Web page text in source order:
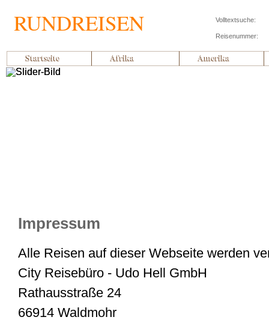
RUNDREISEN Volltextsuche:
Reisenummer:
Startseite Afrika Amerika
Impressum
Alle Reisen auf dieser Webseite werden
City Reisebüro - Udo Hell GmbH
Rathausstraße 24
66914 Waldmohr